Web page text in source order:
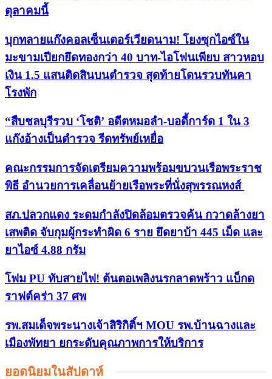
ตุลาคมนี้
บุกทลายแก๊งคอลเซ็นเตอร์เวียดนาม! โยงซุกไอซ์ใน
มะขามเปียกยึดทองกว่า 40 บาท-ไอโฟนเพียบ สาวหอบ
เงิน 1.5 แสนติดสินบนตำรวจ สุดท้ายโดนรวบทันคา
โรงพัก
“สืบชลบุรีรวบ ‘โชติ’ อดีตหมอลำ-บอดี้การ์ด 1 ใน 3
แก๊งอ้างเป็นตำรวจ รีดทรัพย์เหยื่อ
คณะกรรมการจัดเตรียมความพร้อมขบวนเรือพระราช
พิธี อำนวยการเคลื่อนย้ายเรือพระที่นั่งสุพรรณหงส์
สภ.ปลวกแดง ระดมกำลังปิดล้อมตรวจค้น กวาดล้างยา
เสพติด จับกุมผู้กระทำผิด 6 ราย ยึดยาบ้า 445 เม็ด และ
ยาไอซ์ 4.88 กรัม
โฟม PU ทับสายไฟ! ต้นตอเพลิงนรกลาดพร้าว แบ็กด
ราฟต์คร่า 37 ศพ
รพ.สมเด็จพระนางเจ้าสิริกิติ์ฯ MOU รพ.บ้านฉางและ
เมืองพัทยา ยกระดับคุณภาพการให้บริการ
ยอดนิยมในสัปดาห์